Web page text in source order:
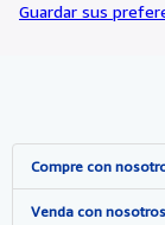
Guardar sus
Compre con
Búsqueda avanzada
Venda con nosotros